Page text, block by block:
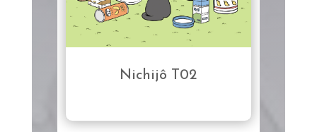
Nichijô T02